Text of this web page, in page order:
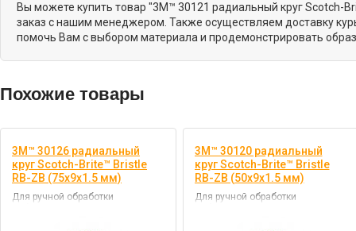
Вы можете купить товар "3M™ 30121 радиальный круг Scotch-
заказ с нашим менеджером. Также осуществляем доставку
помочь Вам с выбором материала и продемонстрировать
Похожие товары
3M™ 30126 радиальный
круг Scotch-Brite™ Bristle
RB-ZB (75х9х1.5 мм)
Для ручной обработки
3M™ 30120 радиальный
круг Scotch-Brite™ Bristle
RB-ZB (50х9х1.5 мм)
Для ручной обработки